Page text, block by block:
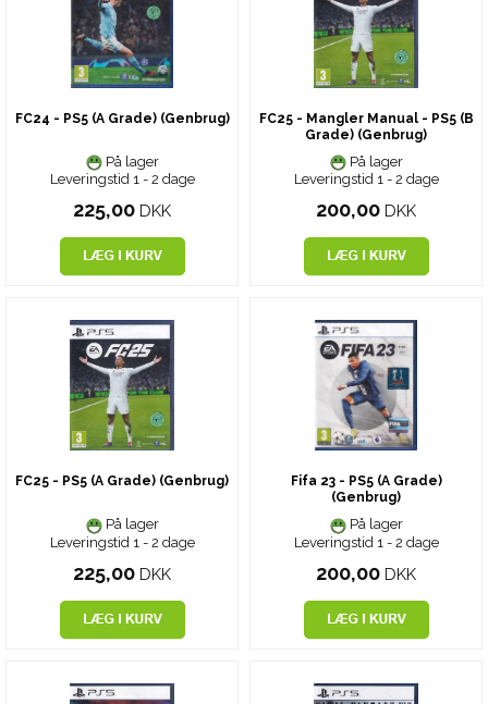
FC24 - PS5 (A Grade) (Genbrug)
På lager
Leveringstid 1 - 2 dage
225,00 DKK
FC25 - Mangler Manual - PS5 (B
Grade) (Genbrug)
På lager
Leveringstid 1 - 2 dage
200,00 DKK
FC25 - PS5 (A Grade) (Genbrug)
På lager
Leveringstid 1 - 2 dage
225,00 DKK
Fifa 23 - PS5 (A Grade)
(Genbrug)
På lager
Leveringstid 1 - 2 dage
200,00 DKK